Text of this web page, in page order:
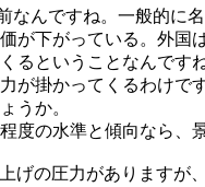
んですね。一般的に
が下がっている。外
るということなんですね
掛かってくるわけで
うか。
の水準と傾向なら、
げの圧力がありますが